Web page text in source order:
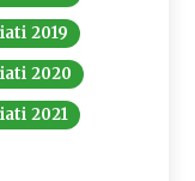
2019
2020
2021